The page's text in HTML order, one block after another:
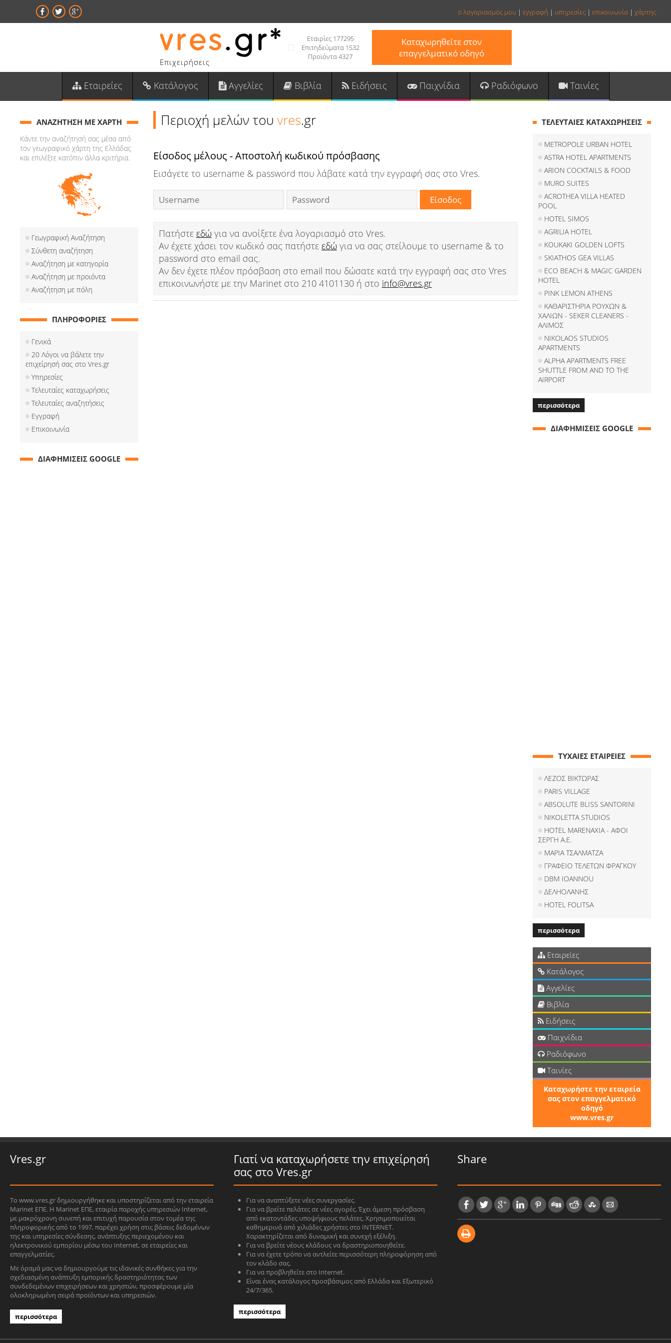
ο λογαριασμός μου | εγγραφή | υπηρεσίες | επικοινωνία | χάρτης
Επιχειρήσεις
Εταιρίες 177295
Επιτηδεύματα 1532
Προϊόντα 4327
Καταχωρηθείτε στον
επαγγελματικό οδηγό
Εταιρείες Κατάλογος Αγγελίες Βιβλία Ειδήσεις Παιχνίδια Ραδιόφωνο Ταινίες
Περιοχή μελών του vres.gr
Είσοδος μέλους - Αποστολή κωδικού πρόσβασης
Εισάγετε το username & password που λάβατε κατά την εγγραφή σας στο Vres.
Πατήστε εδώγια να ανοίξετε ένα λογαριασμό στο Vres.
Αν έχετε χάσει τον κωδικό σας πατήστε εδώγια να σας στείλουμε το username & το
password στο email σας.
Αν δεν έχετε πλέον πρόσβαση στο email που δώσατε κατά την εγγραφή σας στο Vres
επικοινωνήστε με την Marinet στο 210 4101130 ή στο info@vres.gr
ΑΝΑΖΗΤΗΣΗ ΜΕ ΧΑΡΤΗ
Κάντε την αναζήτησή σας μέσα από
τον γεωγραφικό χάρτη της Ελλάδας
και επιλέξτε κατόπιν άλλα κριτήρια.
Γεωγραφική Αναζήτηση
Σύνθετη αναζήτηση
Αναζήτηση με κατηγορία
Αναζήτηση με προιόντα
Αναζήτηση με πόλη
ΠΛΗΡΟΦΟΡΙΕΣ
Γενικά
20 Λόγοι να βάλετε την
επιχείρησή σας στο Vres.gr
Υπηρεσίες
Τελευταίες καταχωρήσεις
Τελευταίες αναζητήσεις
Εγγραφή
Επικοινωνία
ΔΙΑΦΗΜΙΣΕΙΣ GOOGLE
ΤΕΛΕΥΤΑΙΕΣ ΚΑΤΑΧΩΡΗΣΕΙΣ
METROPOLE URBAN HOTEL
ASTRA HOTEL APARTMENTS
ARION COCKTAILS & FOOD
MURO SUITES
ACROTHEA VILLA HEATED
POOL
HOTEL SIMOS
AGRILIA HOTEL
KOUKAKI GOLDEN LOFTS
SKIATHOS GEA VILLAS
ECO BEACH & MAGIC GARDEN
HOTEL
PINK LEMON ATHENS
ΚΑΘΑΡΙΣΤΗΡΙΑ ΡΟΥΧΩΝ &
ΧΑΛΙΩΝ - SEKER CLEANERS -
ΑΛΙΜΟΣ
NIKOLAOS STUDIOS
APARTMENTS
ALPHA APARTMENTS FREE
SHUTTLE FROM AND TO THE
AIRPORT
περισσότερα
ΔΙΑΦΗΜΙΣΕΙΣ GOOGLE
ΤΥΧΑΙΕΣ ΕΤΑΙΡΕΙΕΣ
ΛΕΖΟΣ ΒΙΚΤΩΡΑΣ
PARIS VILLAGE
ABSOLUTE BLISS SANTORINI
NIKOLETTA STUDIOS
HOTEL MARENAXIA - ΑΦΟΙ
ΣΕΡΓΗ Α.Ε.
ΜΑΡΙΑ ΤΣΑΛΜΑΤΖΑ
ΓΡΑΦΕΙΟ ΤΕΛΕΤΩΝ ΦΡΑΓΚΟΥ
DBM IOANNOU
ΔΕΛΗΟΛΑΝΗΣ
HOTEL FOLITSA
περισσότερα
Εταιρείες
Κατάλογος
Αγγελίες
Βιβλία
Ειδήσεις
Παιχνίδια
Ραδιόφωνο
Ταινίες
Καταχωρήστε την εταιρεία
σας στον επαγγελματικό
οδηγό
www.vres.gr
Vres.gr
Το www.vres.gr δημιουργήθηκε και υποστηρίζεται από την εταιρεία
Marinet ΕΠΕ. Η Marinet ΕΠΕ, εταιρία παροχής υπηρεσιών Internet,
με μακρόχρονη συνεπή και επιτυχή παρουσία στον τομέα της
πληροφορικής από το 1997, παρέχει χρήση στις βάσεις δεδομένων
της και υπηρεσίες σύνδεσης, ανάπτυξης περιεχομένου και
ηλεκτρονικού εμπορίου μέσω του Internet, σε εταιρείες και
επαγγελματίες.
Με όραμά μας να δημιουργούμε τις ιδανικές συνθήκες για την
σχεδιασμένη ανάπτυξη εμπορικής δραστηριότητας των
συνδεδεμένων επιχειρήσεων και χρηστών, προσφέρουμε μία
ολοκληρωμένη σειρά προϊόντων και υπηρεσιών.
περισσότερα
Γιατί να καταχωρήσετε την επιχείρησή
σας στο Vres.gr
Για να αναπτύξετε νέες συνεργασίες.
Για να βρείτε πελάτες σε νέες αγορές. Έχει άμεση πρόσβαση
από εκατοντάδες υποψήφιους πελάτες. Χρησιμοποιείται
καθημερινά από χιλιάδες χρήστες στο INTERNET.
Χαρακτηρίζεται από δυναμική και συνεχή εξέλιξη.
Για να βρείτε νέους κλάδους να δραστηριοποιηθείτε.
Για να έχετε τρόπο να αντλείτε περισσότερη πληροφόρηση από
τον κλάδο σας.
Για να προβληθείτε στο Internet.
Είναι ένας κατάλογος προσβάσιμος από Ελλάδα και Εξωτερικό
24/7/365.
περισσότερα
Share